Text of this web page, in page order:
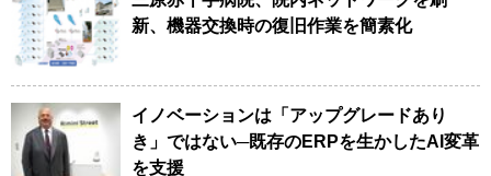
新、機器交換時の復旧作業を簡素化
イノベーションは「アップグレードあり
き」ではない─既存のERPを生かしたAI変革
を支援